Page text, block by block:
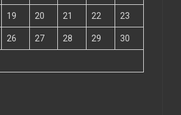
19 20 21 22 23
26 27 28 29 30